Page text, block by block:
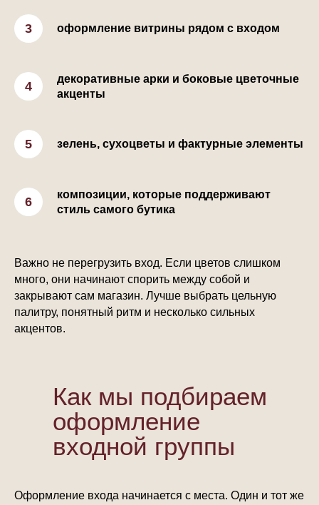
оформление витрины рядом с входом
декоративные арки и боковые цветочные
акценты
зелень, сухоцветы и фактурные элементы
композиции, которые поддерживают
стиль самого бутика
Важно не перегрузить вход. Если цветов слишком
много, они начинают спорить между собой и
закрывают сам магазин. Лучше выбрать цельную
палитру, понятный ритм и несколько сильных
акцентов.
Как мы подбираем
оформление
входной группы
Оформление входа начинается с места. Один и тот же